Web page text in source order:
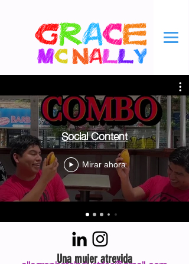
Social Content
Mirar ahora
Una mujer atrevida